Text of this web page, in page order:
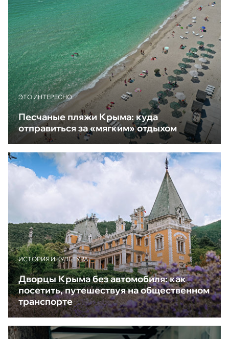
ЭТО ИНТЕРЕСНО
Песчаные пляжи Крыма: куда
отправиться за «мягким» отдыхом
ИСТОРИЯ И КУЛЬТУРА
Дворцы Крыма без автомобиля: как
посетить, путешествуя на общественном
транспорте